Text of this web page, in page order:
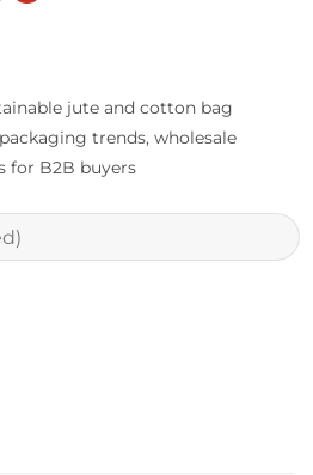
jute and cotton bag
trends, wholesale
for B2B buyers